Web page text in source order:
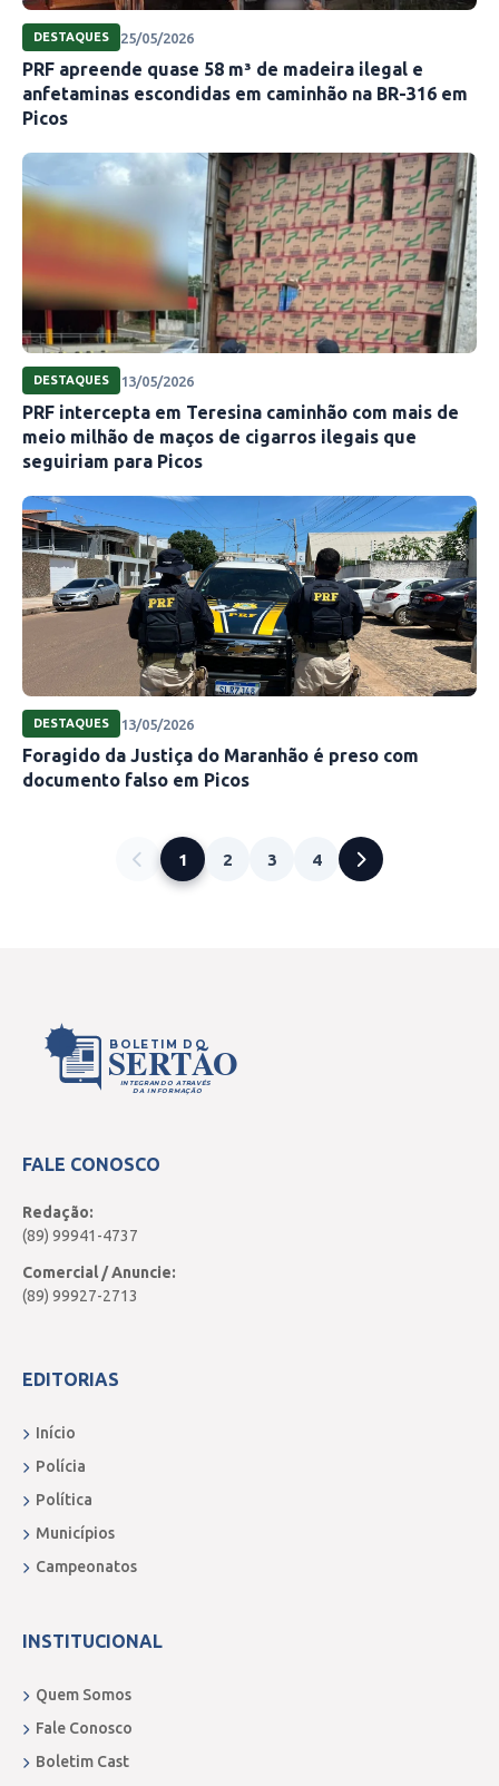
DESTAQUES 25/05/2026
PRF apreende quase 58 m³ de madeira ilegal e
anfetaminas escondidas em caminhão na BR-316 em
Picos
DESTAQUES 13/05/2026
PRF intercepta em Teresina caminhão com mais de
meio milhão de maços de cigarros ilegais que
seguiriam para Picos
DESTAQUES 13/05/2026
Foragido da Justiça do Maranhão é preso com
documento falso em Picos
1 2 3 4
BOLETIM DO
SERTÃO
INTEGRANDO ATRAVÉS
DA INFORMAÇÃO
FALE CONOSCO
Redação:
(89) 99941-4737
Comercial / Anuncie:
(89) 99927-2713
EDITORIAS
Início
Polícia
Política
Municípios
Campeonatos
INSTITUCIONAL
Quem Somos
Fale Conosco
Boletim Cast